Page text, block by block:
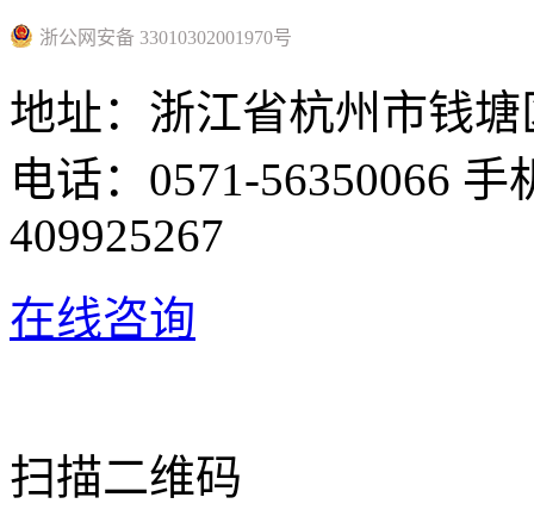
浙公网安备 33010302001970号
地址：浙江省杭州市钱
电话：0571-56350066 手
409925267
在线咨询
扫描二维码